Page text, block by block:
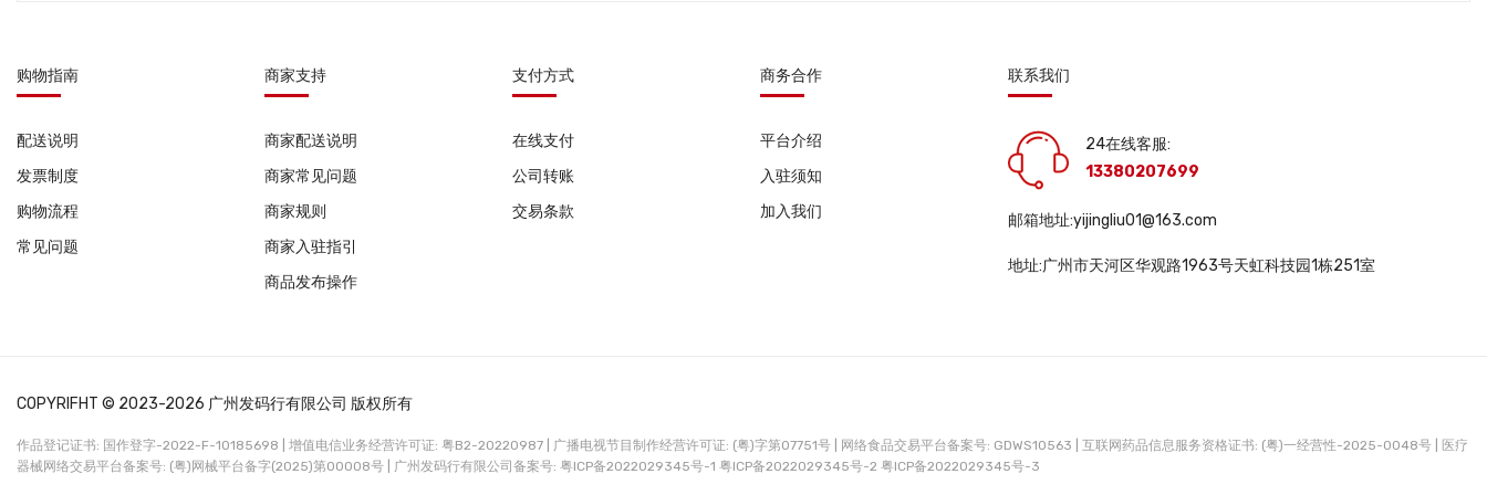
购物指南
配送说明
发票制度
购物流程
常见问题
商家支持
商家配送说明
商家常见问题
商家规则
商家入驻指引
商品发布操作
支付方式
在线支付
公司转账
交易条款
商务合作
平台介绍
入驻须知
加入我们
联系我们
24在线客服:
13380207699
邮箱地址:yijingliu01@163.com
地址:广州市天河区华观路1963号天虹科技园1栋251室
COPYRIFHT © 2023-2026 广州发码行有限公司 版权所有
作品登记证书: 国作登字-2022-F-10185698 | 增值电信业务经营许可证: 粤B2-20220987 | 广播电视节目制作经营许可证: (粤)字第07751号 | 网络食品交易平台备案号: GDWS10563 | 互联网药品信息服务资格证书: (粤)一经营性-2025-0048号 |
医疗
器械网络交易平台备案号: (粤)网械平台备字(2025)第00008号 | 广州发码行有限公司备案号: 粤ICP备2022029345号-1 粤ICP备2022029345号-2 粤ICP备2022029345号-3